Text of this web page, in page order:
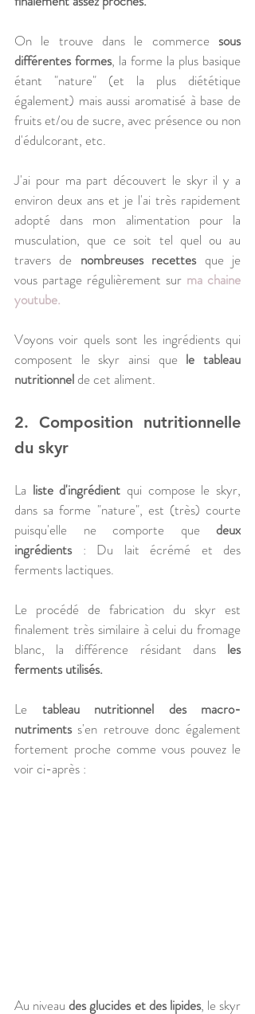
On le trouve dans le commerce sous
différentes formes, la forme la plus basique
étant "nature" (et la plus diététique
également) mais aussi aromatisé à base de
fruits et/ou de sucre, avec présence ou non
d'édulcorant, etc.
J'ai pour ma part découvert le skyr il y a
environ deux ans et je l'ai très rapidement
adopté dans mon alimentation pour la
musculation, que ce soit tel quel ou au
travers de nombreuses recettes que je
vous partage régulièrement sur ma chaine
youtube.
Voyons voir quels sont les ingrédients qui
composent le skyr ainsi que le tableau
nutritionnel de cet aliment.
2. Composition nutritionnelle
du skyr
La liste d'ingrédient qui compose le skyr,
dans sa forme "nature", est (très) courte
puisqu'elle ne comporte que deux
ingrédients : Du lait écrémé et des
ferments lactiques.
Le procédé de fabrication du skyr est
finalement très similaire à celui du fromage
blanc, la différence résidant dans les
ferments utilisés.
Le tableau nutritionnel des macro-
nutriments s'en retrouve donc également
fortement proche comme vous pouvez le
voir ci-après :
Au niveau des glucides et des lipides, le skyr